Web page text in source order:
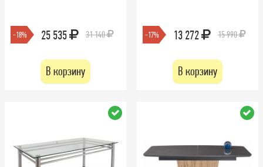
-18% 25 535 31 140
В корзину
-17% 13 272 15 990
В корзину